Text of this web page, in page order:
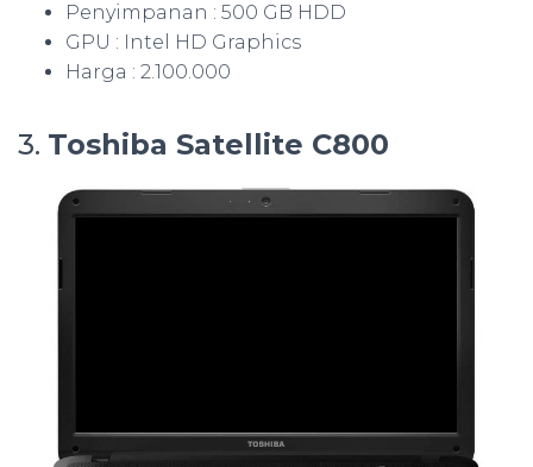
Penyimpanan : 500 GB HDD
GPU : Intel HD Graphics
Harga : 2.100.000
3. Toshiba Satellite C800